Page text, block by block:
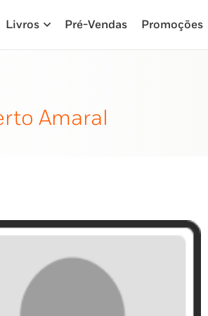
Livros Pré-Vendas Promoções
Amaral